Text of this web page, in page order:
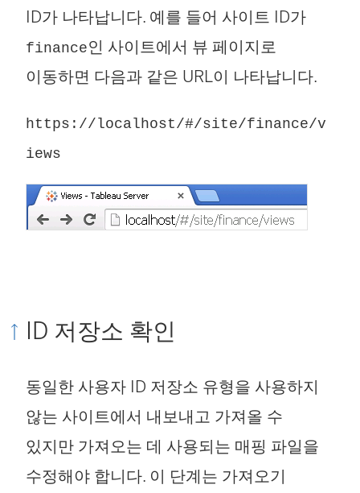
ID가 나타납니다. 예를 들어 사이트 ID가
finance인 사이트에서 뷰 페이지로
이동하면 다음과 같은 URL이 나타납니다.
https://localhost/#/site/finance/v
iews
ID 저장소 확인
동일한 사용자 ID 저장소 유형을 사용하지
않는 사이트에서 내보내고 가져올 수
있지만 가져오는 데 사용되는 매핑 파일을
수정해야 합니다. 이 단계는 가져오기